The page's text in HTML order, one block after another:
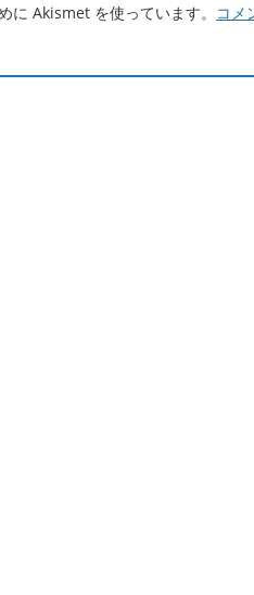
に Akismet を使っています。 コメ